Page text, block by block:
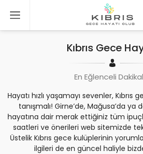
Kıbrıs Gece
En Eğlenceli
Hayatı hızlı yaşamayı sevenler,
tanışmalı! Girne’de, Mağusa’da ya
hayatına dair merak ettiğiniz tüm
saatleri ve önerileri web sitemizde
Üstelik Kıbrıs gece kulüplerinin
ilgileri de en güncel haliyle